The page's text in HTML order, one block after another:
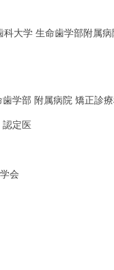
科大学 生命歯学部附属
学部 附属病院 矯正診
認定医
会